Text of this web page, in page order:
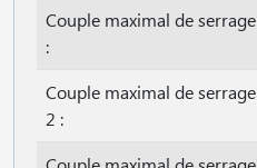
Couple maximal de serrage
:
Couple maximal de serrage
2 :